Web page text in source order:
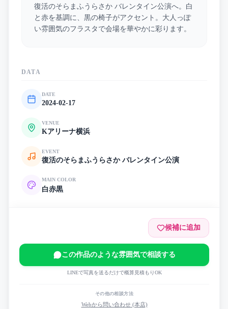
復活のそらまふうらさか バレンタイン公演へ。白
と赤を基調に、黒の椅子がアクセント。大人っぽ
い雰囲気のフラスタで会場を華やかに彩ります。
DATA
DATE
2024-02-17
VENUE
Kアリーナ横浜
EVENT
復活のそらまふうらさか バレンタイン公演
MAIN COLOR
白赤黒
候補に追加
この作品のような雰囲気で相談する
LINEで写真を送るだけで概算見積もりOK
その他の相談方法
Webから問い合わせ (本店)